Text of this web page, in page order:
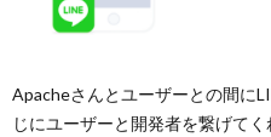
Apacheさんとユーザーとの間に
じにユーザーと開発者を繋げて